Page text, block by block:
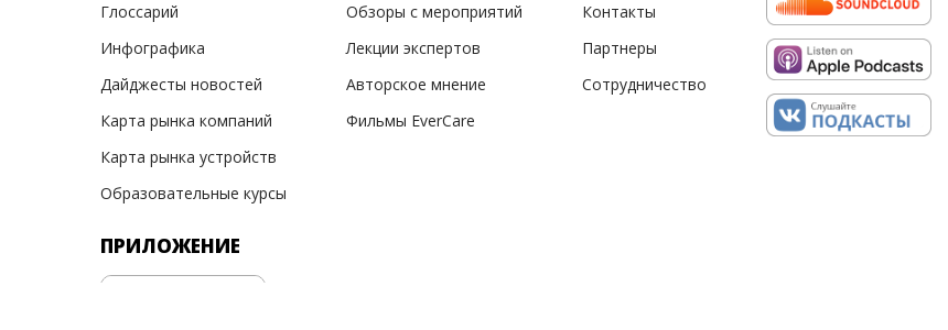
Глоссарий
Инфографика
Дайджесты новостей
Карта рынка компаний
Карта рынка устройств
Образовательные курсы
ПРИЛОЖЕНИЕ
Обзоры с мероприятий
Лекции экспертов
Авторское мнение
Фильмы EverCare
Контакты
Партнеры
Сотрудничество